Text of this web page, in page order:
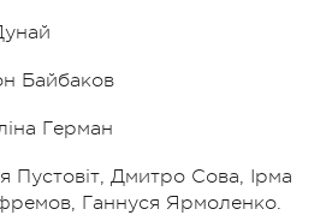
Байбаков
Герман
Пустовіт, Дмитро Сова, Ірма
Ганнуся Ярмоленко.